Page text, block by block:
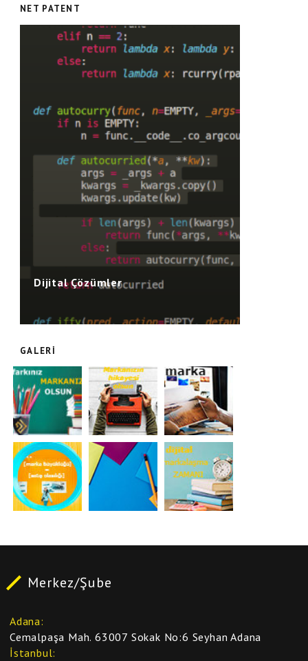
NET PATENT
Dijital Çözümler
GALERI
Merkez/Şube
Adana
Cemalpaşa Mah. 63007 Sokak No:6 Seyhan Adana
İstanbul